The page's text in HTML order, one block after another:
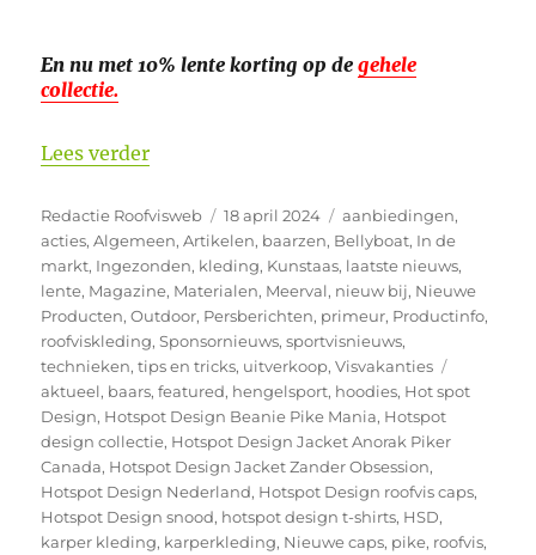
En nu met 10% lente korting op degehele
collectie.
Lees verder“10% Lente korting bij Hotspot Design
Auteur
Redactie Roofvisweb
Geplaatst
op
18 april 2024 Categorieën
aanbiedingen,
acties,Algemeen,Artikelen, baarzen, Bellyboat, In de
markt, Ingezonden, kleding, Kunstaas, laatste nieuws,
lente, Magazine, Materialen, Meerval, nieuw bij, Nieuwe
Producten,Outdoor, Persberichten, primeur, Productinfo,
roofviskleding,Sponsornieuws,sportvisnieuws,
technieken,tips en tricks, uitverkoop,Visvakanties
aktueel, baars,featured, hengelsport, hoodies, Hot spot
Design, Hotspot Design Beanie Pike Mania, Hotspot
design collectie, Hotspot Design Jacket Anorak Piker
Canada, Hotspot Design Jacket Zander Obsession,
Hotspot Design Nederland, Hotspot Design roofvis caps,
Hotspot Design snood, hotspot design t-shirts, HSD,
karper kleding, karperkleding, Nieuwe caps, pike, roofvis,